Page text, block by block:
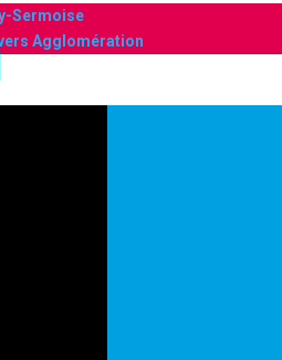
Sermoise
Agglomération